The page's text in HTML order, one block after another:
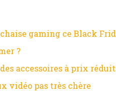
gaming ce Black
?
accessoires à prix
vidéo pas très chère